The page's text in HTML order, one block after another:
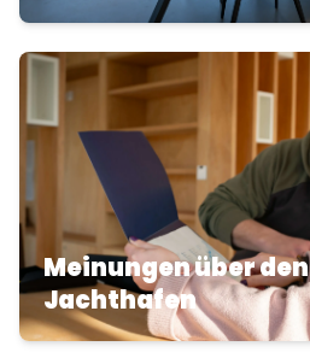
Meinungen über den
Jachthafen